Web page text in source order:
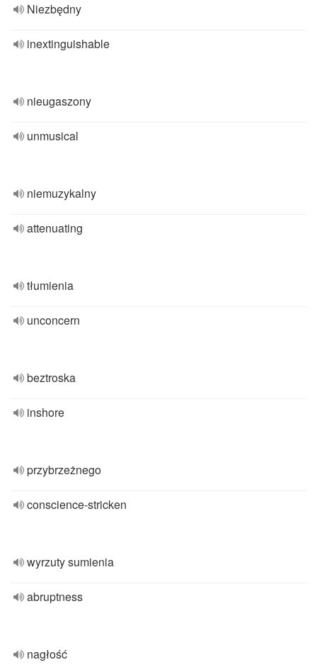
Niezbędny
inextinguishable
nieugaszony
unmusical
niemuzykalny
attenuating
tłumienia
unconcern
beztroska
inshore
przybrzeżnego
conscience-stricken
wyrzuty sumienia
abruptness
nagłość